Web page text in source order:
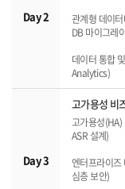
Day 2
관계형 데이
DB 마이그레
데이터 통합
Analytics)
Day 3
고가용성 비
고가용성
ASR 설계)
엔터프라이즈
심층 보안)